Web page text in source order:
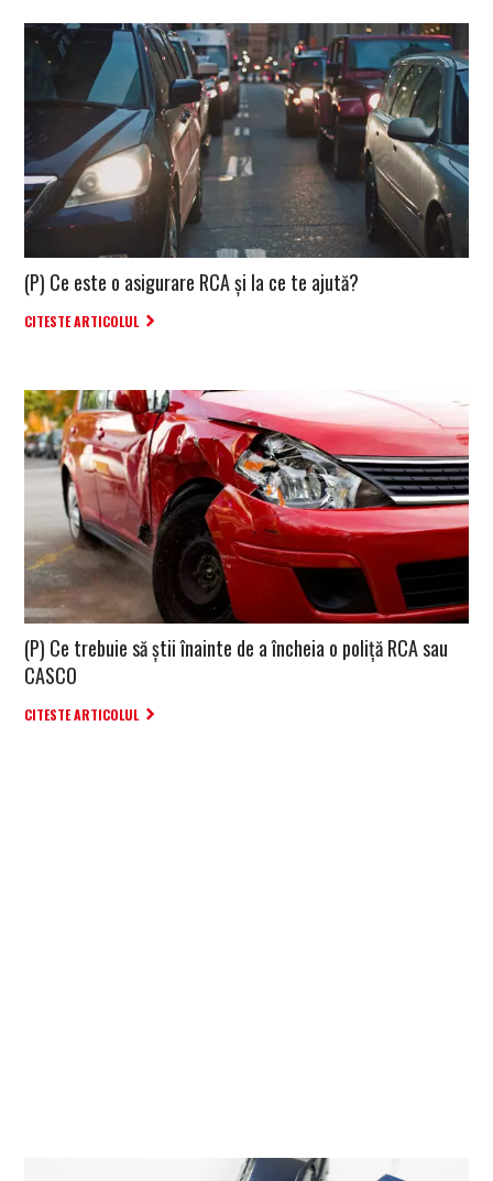
(P) Ce este o asigurare RCA și la ce te ajută?
CITESTE ARTICOLUL
(P) Ce trebuie să știi înainte de a încheia o poliță RCA sau
CASCO
CITESTE ARTICOLUL